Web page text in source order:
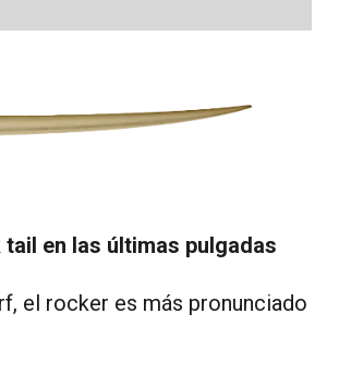
en las últimas pulgadas
el rocker es más pronunciado